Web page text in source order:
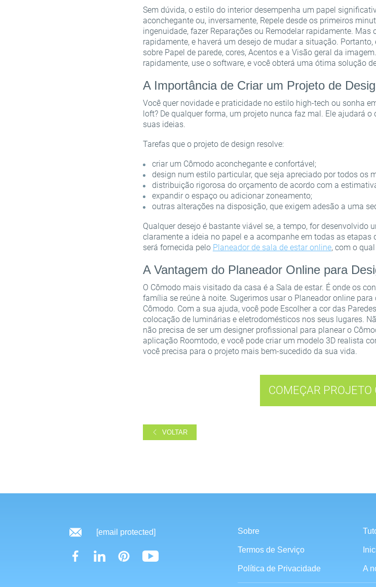
Faça login para
ou
Senha
OK
Cadastro
Obrigado por se
Enviaremos um e-mail com um link de
Por favor, siga o link no e-mail para
OK
Um link de recuperação de senha foi
Sem dúvida, o estilo do interior desempenha um papel
aconchegante ou, inversamente, Repele desde os primeiros
ingenuidade, fazer Reparações ou Remodelar rapidamente.
rapidamente, e haverá um desejo de mudar a situação.
sobre Papel de parede, cores, Acentos e a Visão geral da
rapidamente, use o software, e você obterá uma ótima solução
A Importância de Criar um Projeto de
Você quer novidade e praticidade no estilo high-tech ou sonha
loft? De qualquer forma, um projeto nunca faz mal. Ele ajudará
suas ideias.
Tarefas que o projeto de design resolve:
criar um Cômodo aconchegante e confortável;
design num estilo particular, que seja apreciado por todos os
distribuição rigorosa do orçamento de acordo com a
expandir o espaço ou adicionar zoneamento;
outras alterações na disposição, que exigem adesão a uma
Qualquer desejo é bastante viável se, a tempo, for desenvolvido
claramente a ideia no papel e a acompanhe em todas as etapas
será fornecida pelo Planeador de sala de estar online, com o
A Vantagem do Planeador Online para
O Cômodo mais visitado da casa é a Sala de estar. É onde os
família se reúne à noite. Sugerimos usar o Planeador online
Cômodo. Com a sua ajuda, você pode Escolher a cor das
colocação de luminárias e eletrodomésticos nos seus lugares.
não precisa de ser um designer profissional para planear o
aplicação Roomtodo, e você pode criar um modelo 3D realista
você precisa para o projeto mais bem-sucedido da sua vida.
COMEÇAR PROJETO
VOLTAR
[email protected] Sobre
Termos de Serviço
Política de Privacidade
A